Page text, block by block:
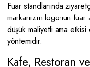
Fuar standlarında
markanızın logonun fuar
düşük maliyetli ama
yöntemidir.
Kafe, Restoran